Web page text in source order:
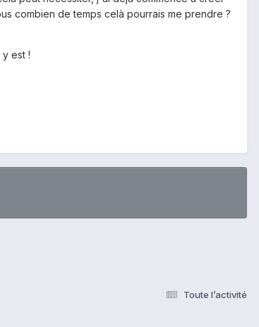
combien de temps celà pourrais me prendre ?
est !
Toute l’activité